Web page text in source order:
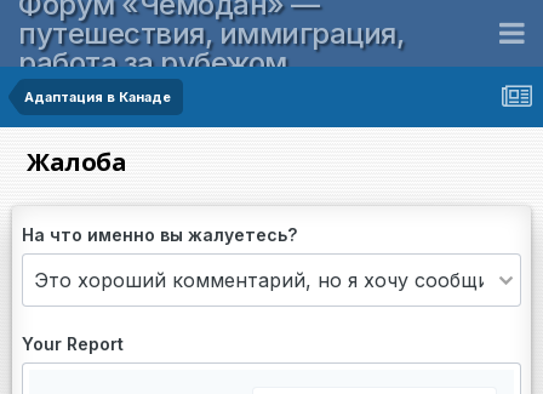
путешествия, иммиграция,
работа за рубежом
Адаптация в Канаде
Жалоба
На что именно вы жалуетесь?
Your Report